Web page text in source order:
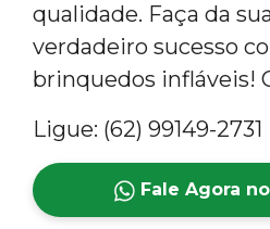
qualidade. Faça da
verdadeiro sucesso
brinquedos infláveis!
Ligue: (62) 99149-2731
Fale Agora